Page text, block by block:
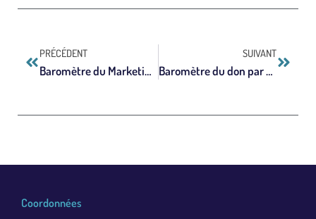
PRÉCÉDENT
Baromètre du Marketing SMS 2025
SUIVANT
Baromètre du don par SMS 2025 : 1,86 M€ collectés et le RCS en première mondiale
Coordonnées